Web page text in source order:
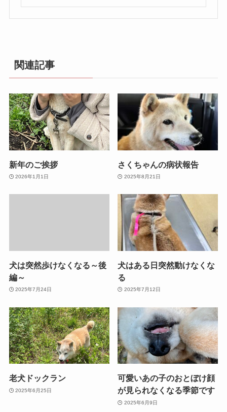
関連記事
新年のご挨拶
2026年1月1日
さくちゃんの病状報告
2025年8月21日
犬は突然歩けなくなる～後
編～
2025年7月24日
犬はある日突然動けなくな
る
2025年7月12日
老犬ドックラン
2025年6月25日
可愛いあの子のおとぼけ顔
が見られなくなる季節です
2025年6月9日